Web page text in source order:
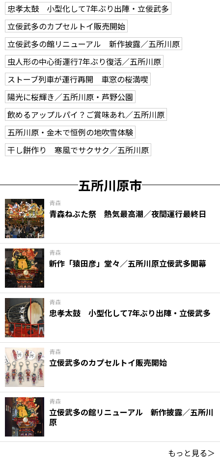
忠孝太鼓 小型化して7年ぶり出陣・立佞武多
立佞武多のカプセルトイ販売開始
立佞武多の館リニューアル 新作披露／五所川原
虫人形の中心街運行7年ぶり復活／五所川原
ストーブ列車が運行再開 車窓の桜満喫
陽光に桜輝き／五所川原・芦野公園
飲めるアップルパイ？ご賞味あれ／五所川原
五所川原・金木で恒例の地吹雪体験
干し餅作り 寒風でサクサク／五所川原
五所川原市
青森
青森ねぶた祭 熱気最高潮／夜間運行最終日
青森
新作「猿田彦」堂々／五所川原立佞武多開幕
青森
忠孝太鼓 小型化して7年ぶり出陣・立佞武多
青森
立佞武多のカプセルトイ販売開始
青森
立佞武多の館リニューアル 新作披露／五所川
原
もっと見る＞